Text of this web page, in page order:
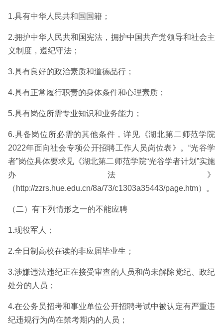
1.具有中华人民共和国国籍；
2.拥护中华人民共和国宪法，拥护中国共产党领导和社会主
义制度，遵纪守法；
3.具有良好的政治素质和道德品行；
4.具有正常履行职责的身体条件和心理素质；
5.具有岗位所需专业知识和业务能力；
6.具备岗位所必需的其他条件，详见《湖北第二师范学院
2022年面向社会专项公开招聘工作人员岗位表》。“光谷学
者”岗位具体要求见《湖北第二师范学院“光谷学者计划”实施
办法》
（http://zzrs.hue.edu.cn/8a/73/c1303a35443/page.htm）。
（二）有下列情形之一的不能应聘
1.现役军人；
2.全日制高校在读的非应届毕业生；
3.涉嫌违法违纪正在接受审查的人员和尚未解除党纪、政纪
处分的人员；
4.在公务员招考和事业单位公开招聘考试中被认定有严重违
纪违规行为尚在禁考期内的人员；